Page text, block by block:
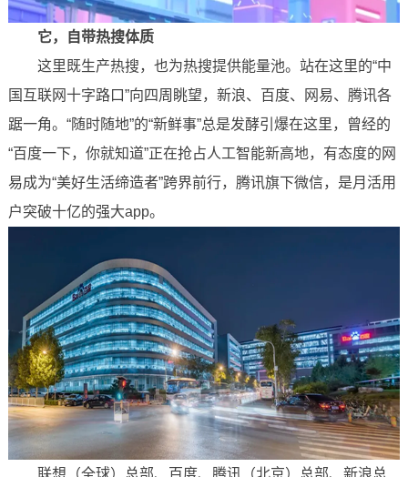
它，自带热搜体质
这里既生产热搜，也为热搜提供能量池。站在这里的“中
国互联网十字路口”向四周眺望，新浪、百度、网易、腾讯各
踞一角。“随时随地”的“新鲜事”总是发酵引爆在这里，曾经的
“百度一下，你就知道”正在抢占人工智能新高地，有态度的网
易成为“美好生活缔造者”跨界前行，腾讯旗下微信，是月活用
户突破十亿的强大app。
联想（全球）总部、百度、腾讯（北京）总部、新浪总